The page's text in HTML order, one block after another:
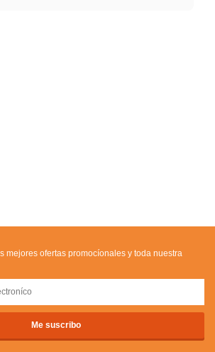
mejores ofertas promocíonales y toda nuestra